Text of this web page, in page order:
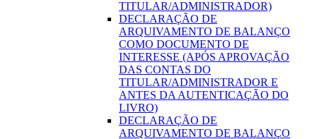
TITULAR/ADMINISTRADOR)
DECLARAÇÃO DE
ARQUIVAMENTO DE BALANÇO
COMO DOCUMENTO DE
INTERESSE (APÓS APROVAÇÃO
DAS CONTAS DO
TITULAR/ADMINISTRADOR E
ANTES DA AUTENTICAÇÃO DO
LIVRO)
DECLARAÇÃO DE
ARQUIVAMENTO DE BALANÇO